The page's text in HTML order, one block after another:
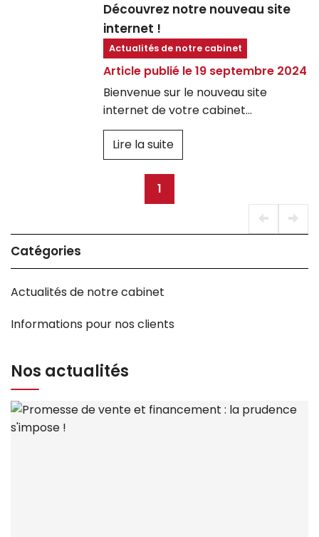
Découvrez notre nouveau site
internet !
Actualités de notre cabinet
Article publié le 19 septembre 2024
Bienvenue sur le nouveau site
internet de votre cabinet
d’expertise comptable, conçu
spécialement pour vous ! Nous
sommes ravis de vous présenter un
site moderne et convivial qui facilite
services dont vous avez besoin. En
tant que cabinet d'expertise
vous offrir un accompagnement de
qualité, et notre site a été repensé
Lire la suite
1
Catégories
Actualités de notre cabinet
Informations pour nos clients
Nos actualités